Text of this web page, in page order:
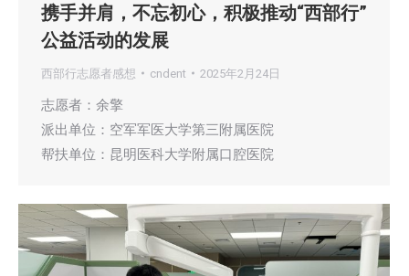
携手并肩，不忘初心，积极推动“西部行”
公益活动的发展
西部行志愿者感想 cndent 2025年2月24日
志愿者：余擎
派出单位：空军军医大学第三附属医院
帮扶单位：昆明医科大学附属口腔医院